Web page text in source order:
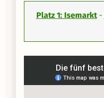
Platz 1: Isemarkt-